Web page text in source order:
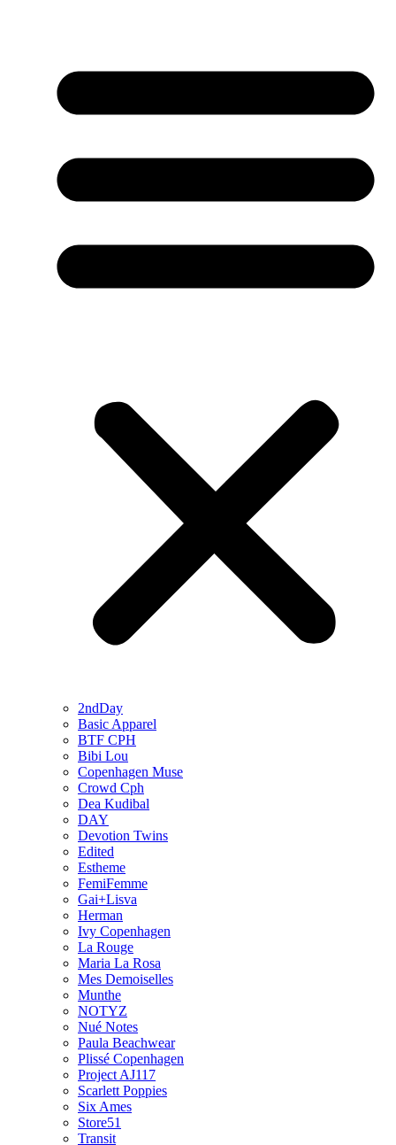
2ndDay
Basic Apparel
BTF CPH
Bibi Lou
Copenhagen Muse
Crowd Cph
Dea Kudibal
DAY
Devotion Twins
Edited
Estheme
FemiFemme
Gai+Lisva
Herman
Ivy Copenhagen
La Rouge
Maria La Rosa
Mes Demoiselles
Munthe
NOTYZ
Nué Notes
Paula Beachwear
Plissé Copenhagen
Project AJ117
Scarlett Poppies
Six Ames
Store51
Transit